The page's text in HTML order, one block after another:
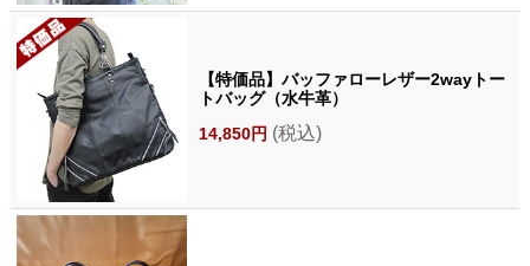
【特価品】バッファローレザー2wayトー
トバッグ（水牛革）
14,850円 (税込)